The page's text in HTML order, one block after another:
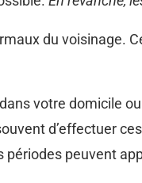
du voisinage.
votre domicile
d’effectuer
peuvent